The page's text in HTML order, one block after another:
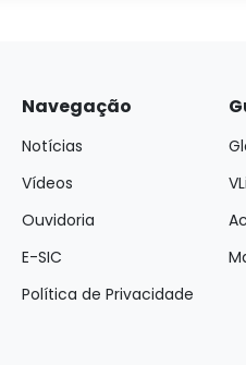
Navegação
Notícias
Vídeos
Ouvidoria
E-SIC
Política de Privacidade